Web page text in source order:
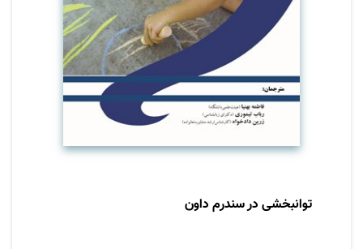
می باشد.
توانبخشی در سندرم داون